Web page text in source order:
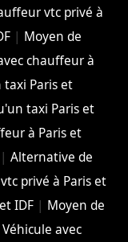
vtc privé à
| Moyen de
chauffeur à
taxi Paris et
taxi Paris et
à Paris et
|Alternative de
privé à Paris et
IDF | Moyen de
Véhicule avec